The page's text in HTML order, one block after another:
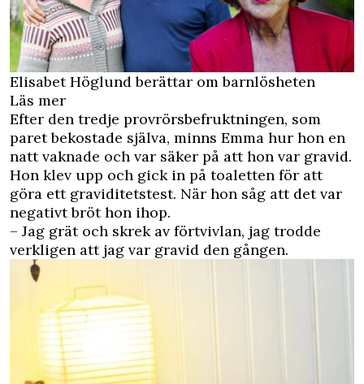
Elisabet Höglund berättar om barnlösheten
Läs mer
Efter den tredje provrörsbefruktningen, som
paret bekostade själva, minns Emma hur hon en
natt vaknade och var säker på att hon var gravid.
Hon klev upp och gick in på toaletten för att
göra ett graviditetstest. När hon såg att det var
negativt bröt hon ihop.
– Jag grät och skrek av förtvivlan, jag trodde
verkligen att jag var gravid den gången.